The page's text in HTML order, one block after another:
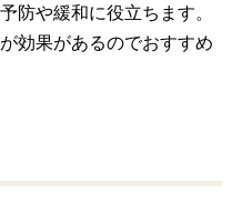
防や緩和に役立ちます。
効果があるのでおすすめ